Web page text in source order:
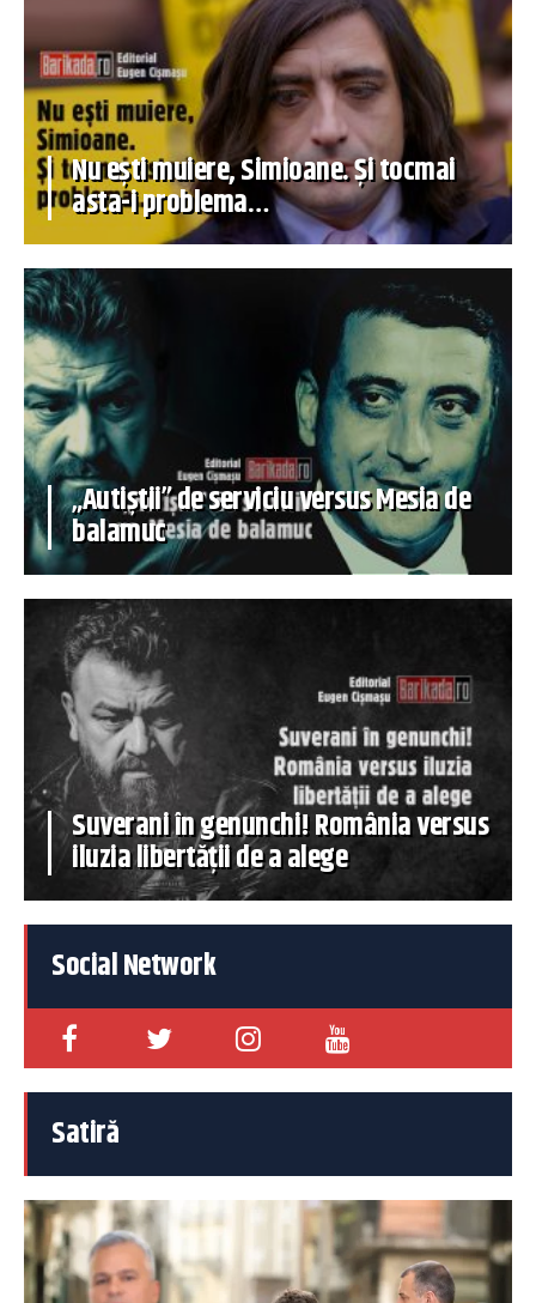
Nu ești muiere, Simioane. Și tocmai
asta-i problema…
„Autiștii” de serviciu versus Mesia de
balamuc
Suverani în genunchi! România versus
iluzia libertății de a alege
Social Network
Satiră